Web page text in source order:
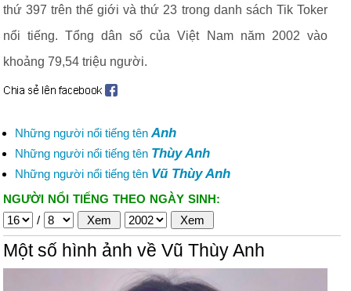
thứ 397 trên thế giới và thứ 23 trong danh sách Tik Toker
nổi tiếng. Tổng dân số của Việt Nam năm 2002 vào
khoảng 79,54 triệu người.
Những người nổi tiếng tên Anh
Những người nổi tiếng tên Thùy Anh
Những người nổi tiếng tên Vũ Thùy Anh
NGƯỜI NỔI TIẾNG THEO NGÀY SINH:
/
Một số hình ảnh về Vũ Thùy Anh